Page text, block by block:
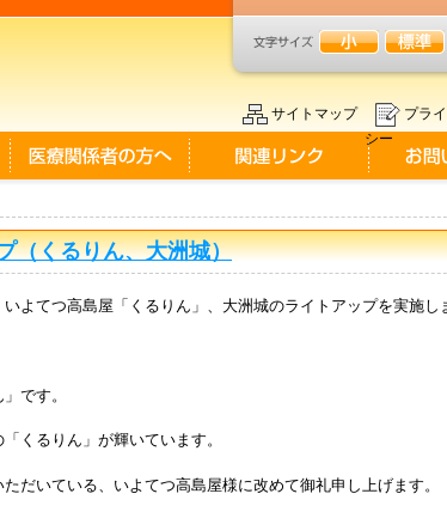
サイトマップ
プラ
シー
くるりん、大洲城）
よてつ高島屋「くるりん」、大洲城のライトアップを実施し
です。
くるりん」が輝いています。
だいている、いよてつ高島屋様に改めて御礼申し上げます。